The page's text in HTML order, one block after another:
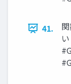
41.
い